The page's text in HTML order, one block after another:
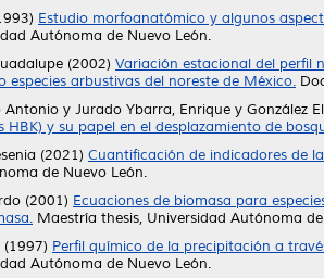
Estudio morfoanatómico y algunos
Autónoma de Nuevo León.
(2002) Variación estacional del perfil
especies arbustivas del noreste de México.
Antonio y Jurado Ybarra, Enrique y González
HBK) y su papel en el desplazamiento de
(2021) Cuantificación de indicadores de
de Nuevo León.
(2001) Ecuaciones de biomasa para
Maestría thesis, Universidad Autónoma
(1997) Perfil químico de la precipitación a
Autónoma de Nuevo León.